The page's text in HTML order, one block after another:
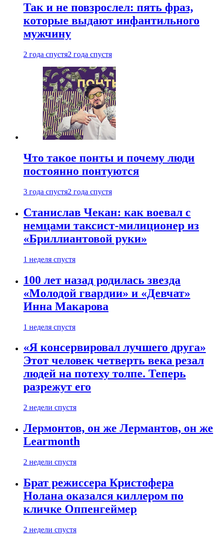
Так и не повзрослел: пять фраз,
которые выдают инфантильного
мужчину
2 года спустя2 года спустя
Что такое понты и почему люди
постоянно понтуются
3 года спустя2 года спустя
Станислав Чекан: как воевал с
немцами таксист-милиционер из
«Бриллиантовой руки»
1 неделя спустя
100 лет назад родилась звезда
«Молодой гвардии» и «Девчат»
Инна Макарова
1 неделя спустя
«Я консервировал лучшего друга»
Этот человек четверть века резал
людей на потеху толпе. Теперь
разрежут его
2 недели спустя
Лермонтов, он же Лермантов, он же
Learmonth
2 недели спустя
Брат режиссера Кристофера
Нолана оказался киллером по
кличке Оппенгеймер
2 недели спустя